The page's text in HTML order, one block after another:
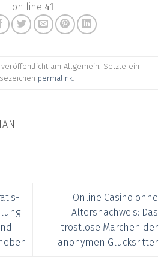
on line 41
am Allgemein. Setzte ein
permalink.
Online Casino ohne
Altersnachweis: Das
trostlose Märchen der
anonymen Glücksritter